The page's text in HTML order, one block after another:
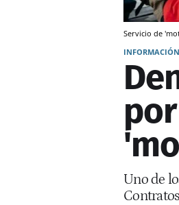
Servicio de
Uno de
Contratos